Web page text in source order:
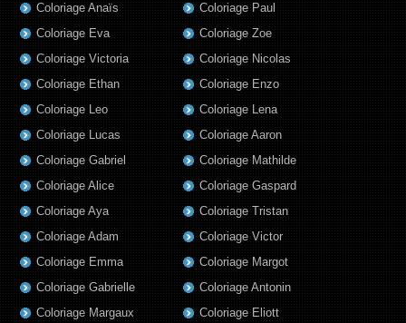
Coloriage Anaïs
Coloriage Eva
Coloriage Victoria
Coloriage Ethan
Coloriage Leo
Coloriage Lucas
Coloriage Gabriel
Coloriage Alice
Coloriage Aya
Coloriage Adam
Coloriage Emma
Coloriage Gabrielle
Coloriage Paul
Coloriage Zoe
Coloriage Nicolas
Coloriage Enzo
Coloriage Lena
Coloriage Aaron
Coloriage Mathilde
Coloriage Gaspard
Coloriage Tristan
Coloriage Victor
Coloriage Margot
Coloriage Antonin
Coloriage Margaux
Coloriage Eliott